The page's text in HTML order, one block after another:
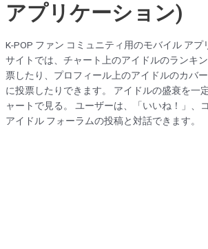
アプリケーション)
K-POP ファン コミュニティ用のモバイル アプ
サイトでは、チャート上のアイドルのランキ
票したり、プロフィール上のアイドルのカバ
に投票したりできます。 アイドルの盛衰を一
ャートで見る。 ユーザーは、「いいね！」、
アイドル フォーラムの投稿と対話できます。